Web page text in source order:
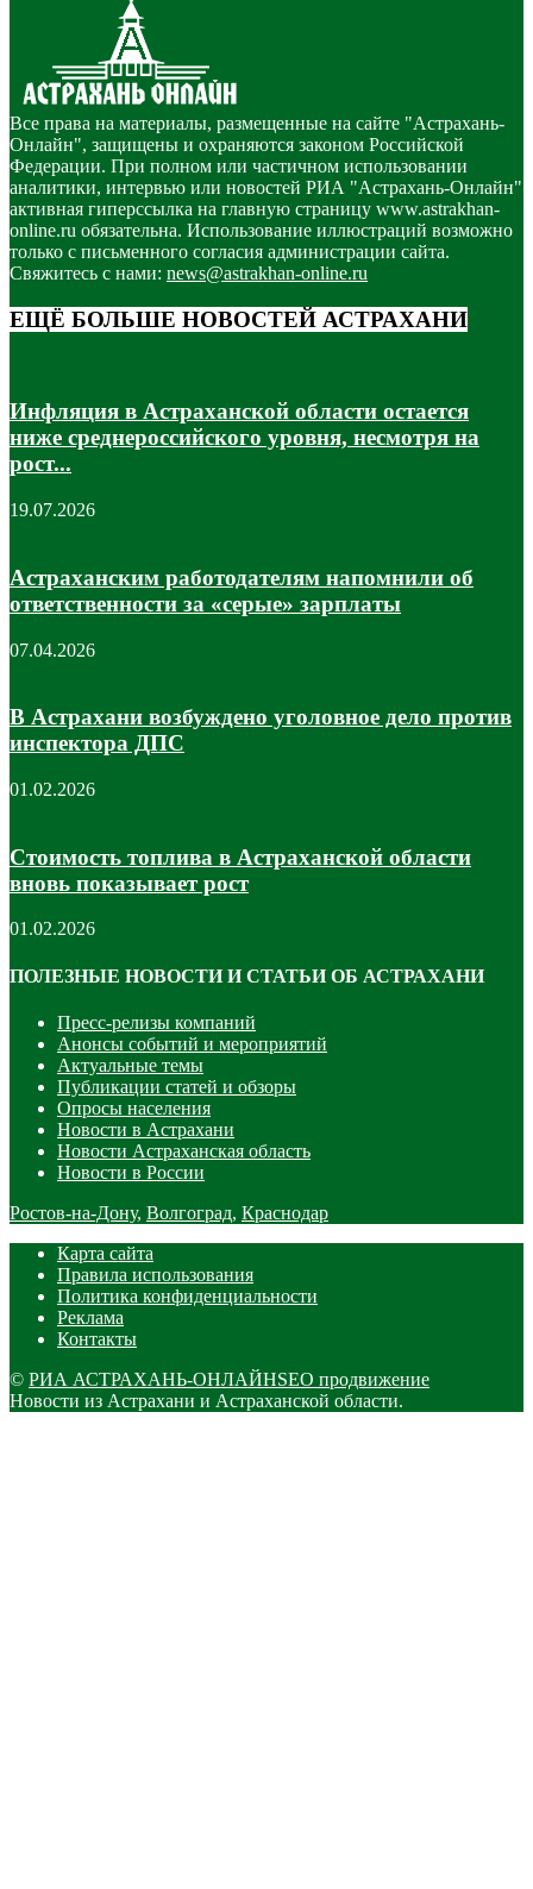
Все права на материалы, размещенные на сайте "Астрахань-
Онлайн", защищены и охраняются законом Российской
Федерации. При полном или частичном использовании
аналитики, интервью или новостей РИА "Астрахань-Онлайн"
активная гиперссылка на главную страницу www.astrakhan-
online.ru обязательна. Использование иллюстраций возможно
только с письменного согласия администрации сайта.
Свяжитесь с нами: news@astrakhan-online.ru
ЕЩЁ БОЛЬШЕ НОВОСТЕЙ АСТРАХАНИ
Инфляция в Астраханской области остается
ниже среднероссийского уровня, несмотря на
рост...
19.07.2026
Астраханским работодателям напомнили об
ответственности за «серые» зарплаты
07.04.2026
В Астрахани возбуждено уголовное дело против
инспектора ДПС
01.02.2026
Стоимость топлива в Астраханской области
вновь показывает рост
01.02.2026
ПОЛЕЗНЫЕ НОВОСТИ И СТАТЬИ ОБ АСТРАХАНИ
Пресс-релизы компаний
Анонсы событий и мероприятий
Актуальные темы
Публикации статей и обзоры
Опросы населения
Новости в Астрахани
Новости Астраханская область
Новости в России
Ростов-на-Дону, Волгоград, Краснодар
Карта сайта
Правила использования
Политика конфиденциальности
Реклама
Контакты
© РИА АСТРАХАНЬ-ОНЛАЙНSEO продвижение
Новости из Астрахани и Астраханской области.